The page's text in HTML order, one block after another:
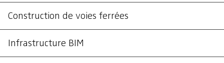
Construction de voies ferrées
Infrastructure BIM